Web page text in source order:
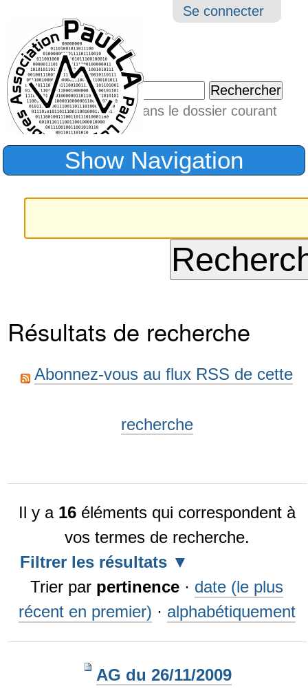
Outils
Se connecter
Chercher par
Seulement dans le dossier courant
Recherche
Show Navigation
Résultats de recherche
Abonnez-vous au flux RSS de cette
recherche
Il y a 16éléments qui correspondent à
vos termes de recherche.
Filtrer les résultats
Trier par pertinence · date (le plus
récent en premier) · alphabétiquement
AG du 26/11/2009